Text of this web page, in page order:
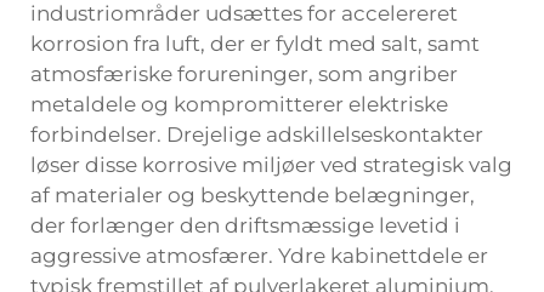
industriområder udsættes for accelereret
korrosion fra luft, der er fyldt med salt, samt
atmosfæriske forureninger, som angriber
metaldele og kompromitterer elektriske
forbindelser. Drejelige adskillelseskontakter
løser disse korrosive miljøer ved strategisk valg
af materialer og beskyttende belægninger,
der forlænger den driftsmæssige levetid i
aggressive atmosfærer. Ydre kabinettdele er
typisk fremstillet af pulverlakeret aluminium,